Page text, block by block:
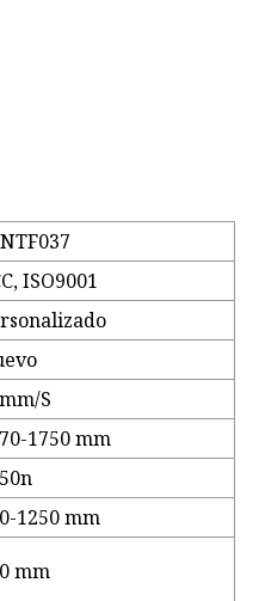
ISO9001
S
1750 mm
1250 mm
mm